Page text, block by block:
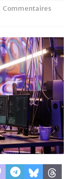
Commentaires